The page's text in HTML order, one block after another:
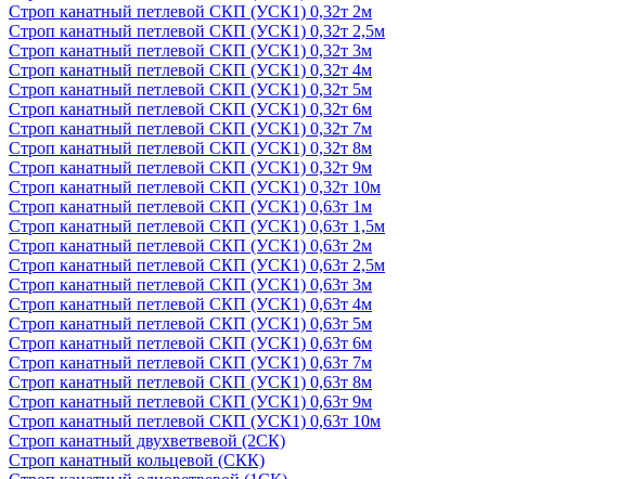
Строп канатный петлевой СКП (УСК1) 0,32т 2м
Строп канатный петлевой СКП (УСК1) 0,32т 2,5м
Строп канатный петлевой СКП (УСК1) 0,32т 3м
Строп канатный петлевой СКП (УСК1) 0,32т 4м
Строп канатный петлевой СКП (УСК1) 0,32т 5м
Строп канатный петлевой СКП (УСК1) 0,32т 6м
Строп канатный петлевой СКП (УСК1) 0,32т 7м
Строп канатный петлевой СКП (УСК1) 0,32т 8м
Строп канатный петлевой СКП (УСК1) 0,32т 9м
Строп канатный петлевой СКП (УСК1) 0,32т 10м
Строп канатный петлевой СКП (УСК1) 0,63т 1м
Строп канатный петлевой СКП (УСК1) 0,63т 1,5м
Строп канатный петлевой СКП (УСК1) 0,63т 2м
Строп канатный петлевой СКП (УСК1) 0,63т 2,5м
Строп канатный петлевой СКП (УСК1) 0,63т 3м
Строп канатный петлевой СКП (УСК1) 0,63т 4м
Строп канатный петлевой СКП (УСК1) 0,63т 5м
Строп канатный петлевой СКП (УСК1) 0,63т 6м
Строп канатный петлевой СКП (УСК1) 0,63т 7м
Строп канатный петлевой СКП (УСК1) 0,63т 8м
Строп канатный петлевой СКП (УСК1) 0,63т 9м
Строп канатный петлевой СКП (УСК1) 0,63т 10м
Строп канатный двухветвевой (2СК)
Строп канатный кольцевой (СКК)